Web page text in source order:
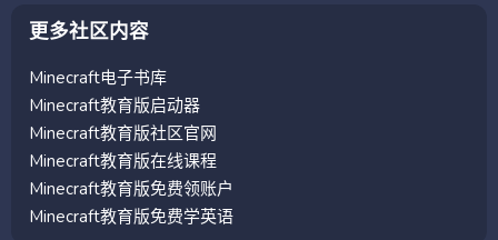
更多社区内容
Minecraft电子书库
Minecraft教育版启动器
Minecraft教育版社区官网
Minecraft教育版在线课程
Minecraft教育版免费领账户
Minecraft教育版免费学英语